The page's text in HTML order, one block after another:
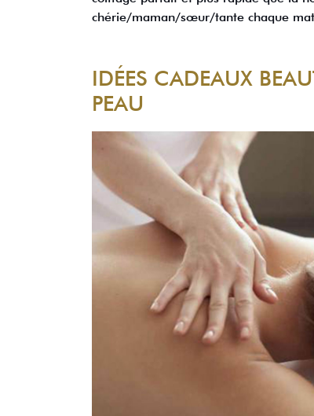
chérie/maman/sœur/tante chaque
IDÉES CADEAUX
PEAU